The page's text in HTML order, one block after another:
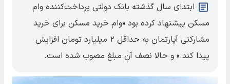
ابتدای سال گذشته بانک دولتی پرداخت‌کننده وام
مسکن پیشنهاد کرده بود «وام خرید مسکن برای خرید
مشارکتی آپارتمان به حداقل ۲ میلیارد تومان افزایش
پیدا کند.» و حالا نصف آن مبلغ مصوب شده است.